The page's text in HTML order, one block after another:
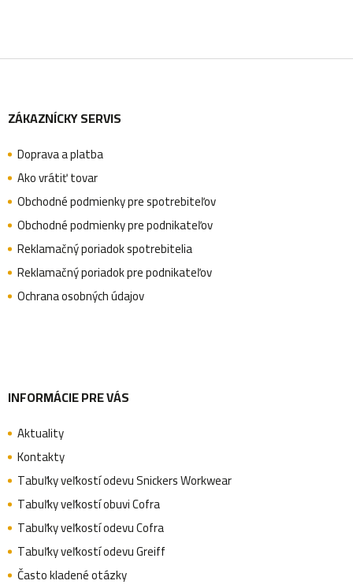
s
u
á
p
ä
t
e
ZÁKAZNÍCKY SERVIS
Doprava a platba
Ako vrátiť tovar
Obchodné podmienky pre spotrebiteľov
Obchodné podmienky pre podnikateľov
Reklamačný poriadok spotrebitelia
Reklamačný poriadok pre podnikateľov
Ochrana osobných údajov
INFORMÁCIE PRE VÁS
Aktuality
Kontakty
Tabuľky veľkostí odevu Snickers Workwear
Tabuľky veľkostí obuvi Cofra
Tabuľky veľkostí odevu Cofra
Tabuľky veľkostí odevu Greiff
Často kladené otázky